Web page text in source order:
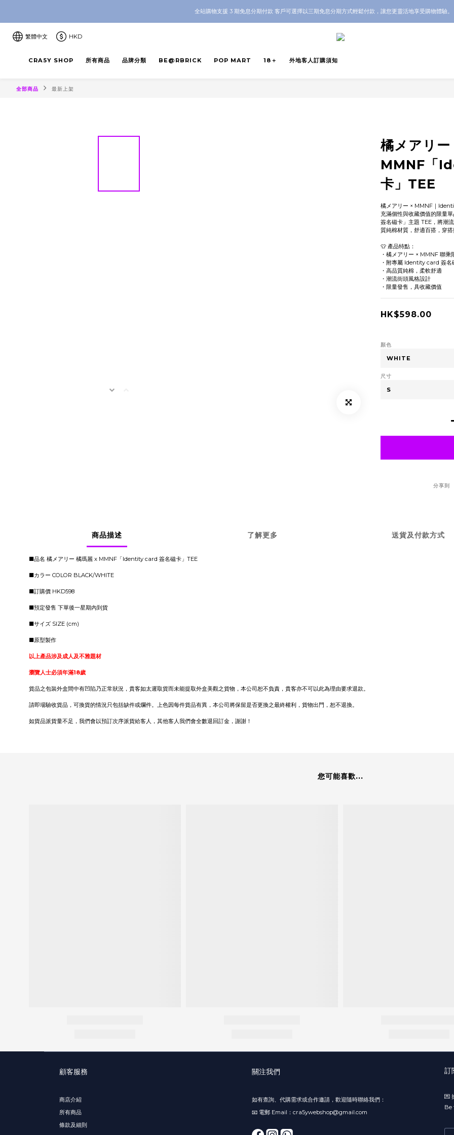
CRA5Y SHOP 全店 100% 正品保證｜支持香港本地 + 海外寄送｜💬 有任何問題？歡迎 WhatsApp 聯絡我
全站購物支援 3 期免息分期付款 客戶可選擇以三期免息分期方式輕鬆付款，讓您更靈活地享受購物體驗
CRA5Y SHOP 全店 100% 正品保證｜支持香港本地 + 海外寄送｜💬 有任何問題？歡迎 WhatsApp 聯絡我
繁體中文 HKD
CRA5Y SHOP 所有商品 品牌分類 BE@RBRICK POP MART 18＋ 外地客人訂購須知
全部商品 最新上架
橘メアリ
MMNF「
卡」TEE
橘メアリー × MMNF｜
充滿個性與收藏價值的限量
簽名磁卡」主題 TEE，將潮
質純棉材質，舒適百搭，穿
👕 產品特點：
・橘メアリー × MMNF 聯乘
・附專屬 Identity card 簽名
・高品質純棉，柔軟舒適
・潮流街頭風格設計
・限量發售，具收藏價值
HK$598.00
顏色
尺寸
分享到
商品描述 了解更多 送貨及付款方式
■品名 橘メアリー 橘瑪麗 x MMNF「Identity card 簽名磁卡」TEE
■カラー COLOR BLACK/WHITE
■訂購價 HKD598
■預定發售 下單後一星期內到貨
■サイズ SIZE (cm)
■原型製作
以上產品涉及成人及不雅題材
瀏覽人士必須年滿18歲
貨品之包裝外盒間中有凹陷乃正常狀況，貴客如太遲取貨而未能提取外盒美觀之貨物，本公司恕不負責，貴客亦不可以此為理由要求退款。
請即場驗收貨品，可換貨的情況只包括缺件或爛件。上色因每件貨品有異，本公司將保留是否更換之最終權利，貨物出門，恕不退換。
如貨品派貨量不足，我們會以預訂次序派貨給客人，其他客人我們會全數退回訂金，謝謝！
您可能喜歡...
顧客服務
商店介紹
所有商品
條款及細則
關注我們
如有查詢、代購需求或合作邀請，歡迎隨時聯絡我們：
📧 電郵 Email：cra5ywebshop@gmail.com
訂
💌
Be